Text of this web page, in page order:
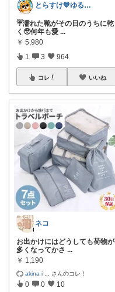
とらすけ💙ゆるミニマリストの愛用品
☔️濡れた靴がその日のうちに乾
く🥹何年も愛 ...
￥ 5,980
1 3 964
コレ いいね
ネコ
お出かけにはどうしても荷物が
多くなってかさ ...
￥ 1,190
akina i さんのコレ！
0 0 10